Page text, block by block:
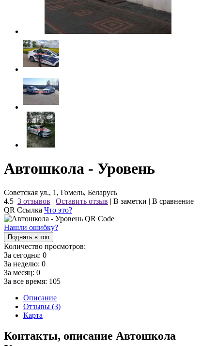
Автошкола - Уровень
Советская ул., 1, Гомель, Беларусь
4.5 3 отзывов | Оставить отзыв | В заметки | В сравнение
QR Ссылка Что это?
Нашли ошибку?
Поднять в топ
Количество просмотров:
За сегодня: 0
За неделю: 0
За месяц: 0
За все время: 105
Описание
Отзывы (3)
Карта
Контакты, описание Автошкола